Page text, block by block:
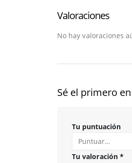
Valoraciones
No hay valoraciones
Sé el primero en
Tu puntuación
Tu valoración *